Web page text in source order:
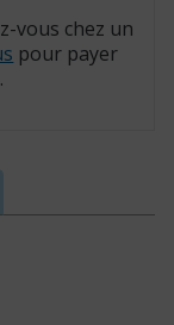
vous chez un
pour payer